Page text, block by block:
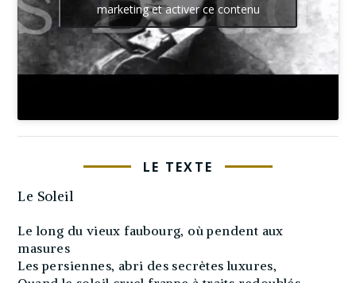
marketing et activer ce contenu
LE TEXTE
Le Soleil
Le long du vieux faubourg, où pendent aux
masures
Les persiennes, abri des secrètes luxures,